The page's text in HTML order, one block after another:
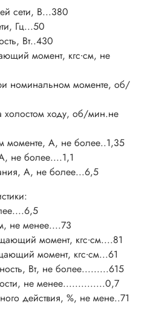
сети, В...380
Гц...50
Вт..430
момент, кгс∙см, не
номинальном моменте, об/
холостом ходу, об/мин.не
моменте, А, не более..1,35
не более....1,1
А, не более...6,5
не менее....73
момент, кгс∙см....81
момент, кгс∙см...61
Вт, не более.........615
не менее..............0,7
действия, %, не мене..71